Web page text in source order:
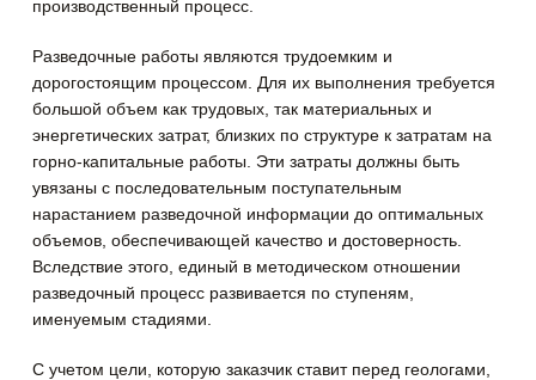
производственный процесс.
Разведочные работы являются трудоемким и
дорогостоящим процессом. Для их выполнения требуется
большой объем как трудовых, так материальных и
энергетических затрат, близких по структуре к затратам на
горно-капитальные работы. Эти затраты должны быть
увязаны с последовательным поступательным
нарастанием разведочной информации до оптимальных
объемов, обеспечивающей качество и достоверность.
Вследствие этого, единый в методическом отношении
разведочный процесс развивается по ступеням,
именуемым стадиями.
С учетом цели, которую заказчик ставит перед геологами,